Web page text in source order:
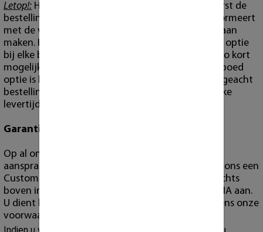
Letop!: Het is absoluut NIET de bedoeling dat u eerst de
bestelling maakt, en u vervolgens er ons over informeert
met de verwachting dat we het ook met spoed gaan
maken. Het is ook NIET de bedoeling om de spoed optie
bij elke bestelling in te zetten om op deze wijze zo kort
mogelijke bestelling/levertijd af te dwingen. De spoed
optie is bedoeld voor spoed gevallen. Men wordt geacht
bestelling op tijd te maken volgens de gebruikelijke
levertijden.
Garantie
Op al onze producten geld garantie. Echter wilt u
aanspraak maken op garantie, dan dient u wel bij ons een
Customer Portal account te hebben ("register" rechts
boven in). Alleen via dit portaal nemen wij een RMA aan.
U dient hiervoor de richtlijnen te volgen die volgens onze
voorwaarden van toepassing zijn.